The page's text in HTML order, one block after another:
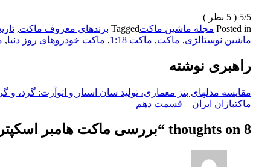
5/5 ( 5 نظر )
Posted in مجله ماشین ماکتTagged برندهای معروف ماکت,
ماشین نوستالژی, ماکت, ماکت 1:18 , ماکت خودروهای روز دنیا,
راهبری نوشته
مقایسه مدلهای بنز معماری، تولید سان استار و اتوآرت: گرد، و
ماکتبازان ایران – قسمت دهم
8 thoughts on “ بررسی ماکت هامبر